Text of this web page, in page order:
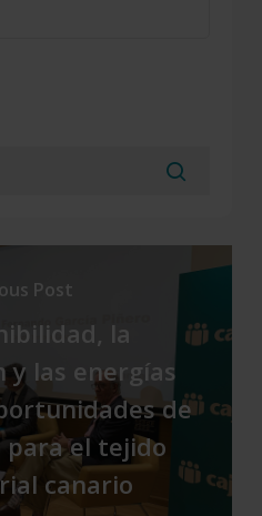
Post
la
y las energías
de
el tejido
canario